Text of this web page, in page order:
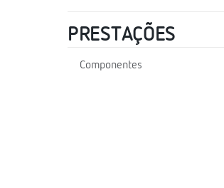
PRESTAÇÕES
Componentes